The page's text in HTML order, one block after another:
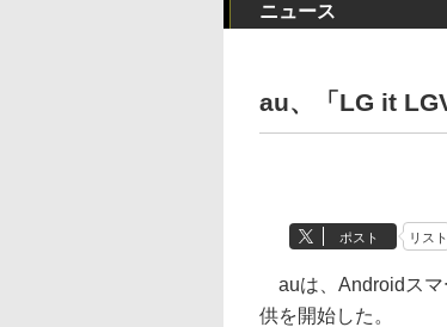
ニュース
au、「LG it
ポスト リスト
auは、Androidスマ
供を開始した。